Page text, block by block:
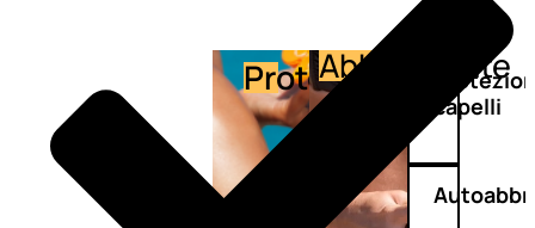
ProtezioneAbbronzante
capelli